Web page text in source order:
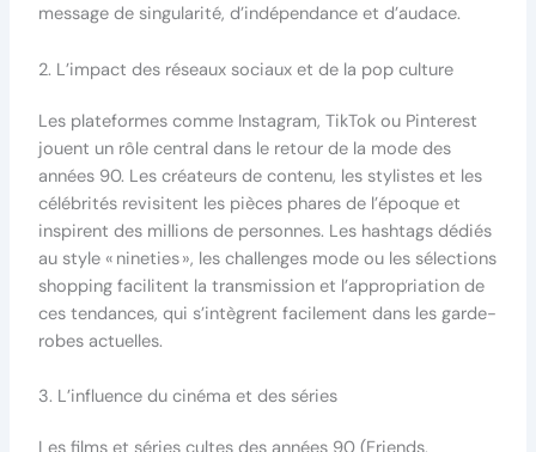
message de singularité, d’indépendance et d’audace.
2. L’impact des réseaux sociaux et de la pop culture
Les plateformes comme Instagram, TikTok ou Pinterest
jouent un rôle central dans le retour de la mode des
années 90. Les créateurs de contenu, les stylistes et les
célébrités revisitent les pièces phares de l’époque et
inspirent des millions de personnes. Les hashtags dédiés
au style « nineties », les challenges mode ou les sélections
shopping facilitent la transmission et l’appropriation de
ces tendances, qui s’intègrent facilement dans les garde-
robes actuelles.
3. L’influence du cinéma et des séries